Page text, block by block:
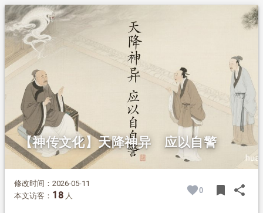
1. 摘要
2.正文
2.1.第二桩事
【神传文化】天降神异 应以自警
修改时间：2026-05-11
本文访客： 18 人
0 bookmark share